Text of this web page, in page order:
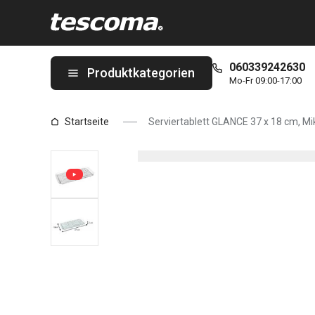
Produktkategorien 060339242630
Mo-Fr 09:00-17:00
Startseite Serviertablett GLANCE 37 x 18 cm,